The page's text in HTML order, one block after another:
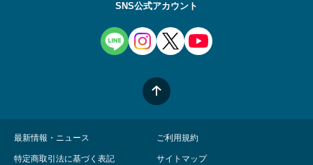
SNS公式アカウント
最新情報・ニュース ご利用規約
特定商取引法に基づく表記 サイトマップ